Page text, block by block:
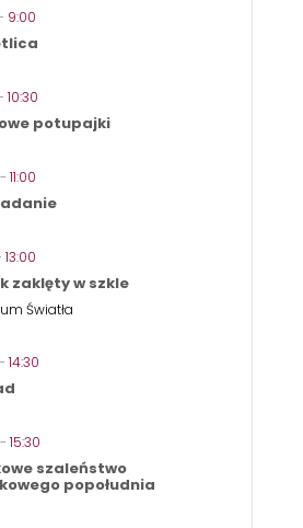
9:00
10:30
potupajki
- 11:00
13:00
zaklęty w szkle
Światła
- 14:30
- 15:30
szaleństwo
popołudnia